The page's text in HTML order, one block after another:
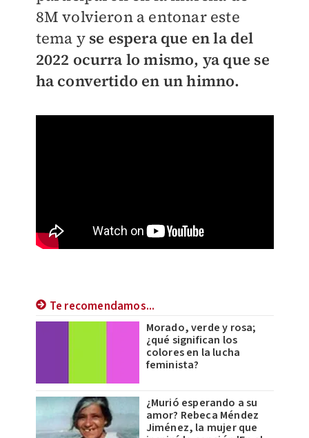
8M volvieron a entonar este
tema y se espera que en la del
2022 ocurra lo mismo, ya que se
ha convertido en un himno.
Te recomendamos...
Morado, verde y rosa;
¿qué significan los
colores en la lucha
feminista?
¿Murió esperando a su
amor? Rebeca Méndez
Jiménez, la mujer que